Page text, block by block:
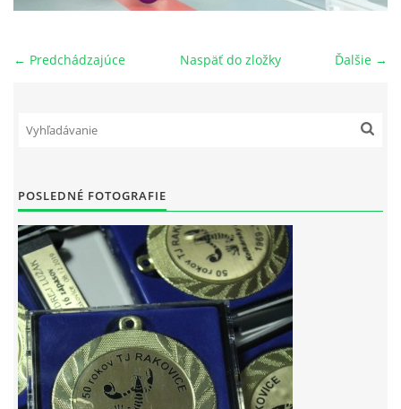
OBECNÁ INTERLIGA
VÝKONNÝ VÝBOR ODDIELU
NOVOROČNÝ TURNAJ
POZVÁNKY
LETNÝ TURNAJ JEDNOTLIVCOV
HODOVÝ TURNAJ
← Predchádzajúce Ďalšie →
Naspäť do zložky
POSLEDNÉ FOTOGRAFIE